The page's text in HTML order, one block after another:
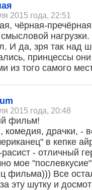
2015 года, 22:51
чёрная-
смысловой
И да, зря так над
принцессы
из того самого
2015 года, 20:48
фильм!
комедия, драчки, -
в кепке
- отличный
мое
фильма))) Все
эту шутку и